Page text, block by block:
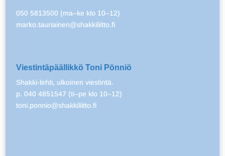
050 5813500 (ma–ke klo 10–12)
marko.tauriainen@shakkiliitto.fi
Viestintäpäällikkö Toni Pönniö
Shakki-lehti, ulkoinen viestintä.
p. 040 4851547 (ti–pe klo 10–12)
toni.ponnio@shakkiliitto.fi